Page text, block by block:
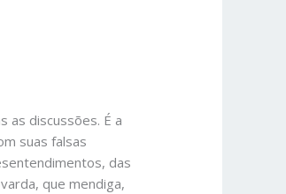
as discussões. É a
suas falsas
das
que mendiga,